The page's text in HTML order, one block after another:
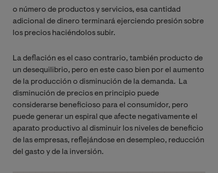
o número de productos y servicios, esa cantidad
adicional de dinero terminará ejerciendo presión sobre
los precios haciéndolos subir.
La deflación es el caso contrario, también producto de
un desequilibrio, pero en este caso bien por el aumento
de la producción o disminución de la demanda. La
disminución de precios en principio puede
considerarse beneficioso para el consumidor, pero
puede generar un espiral que afecte negativamente el
aparato productivo al disminuir los niveles de beneficio
de las empresas, reflejándose en desempleo, reducción
del gasto y de la inversión.